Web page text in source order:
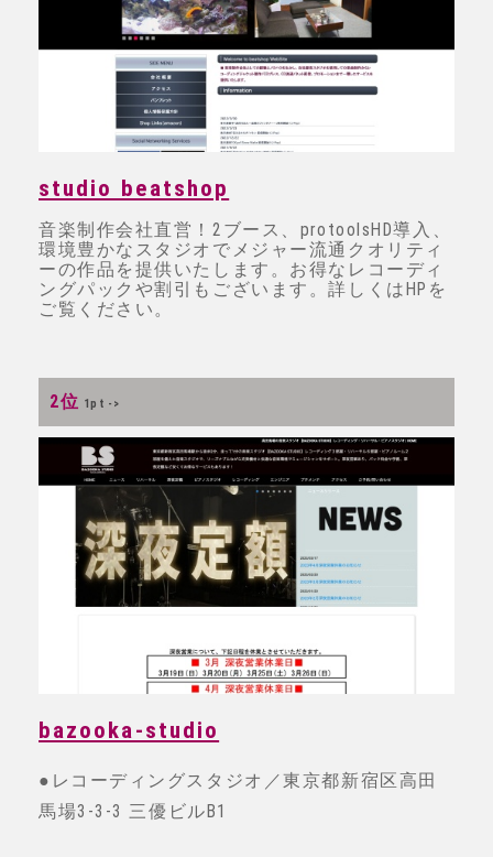
studio beatshop
音楽制作会社直営！2ブース、protoolsHD導入、
環境豊かなスタジオでメジャー流通クオリティ
ーの作品を提供いたします。お得なレコーディ
ングパックや割引もございます。詳しくはHPを
ご覧ください。
2位 1pt ->
bazooka-studio
●レコーディングスタジオ／東京都新宿区高田
馬場3-3-3 三優ビルB1